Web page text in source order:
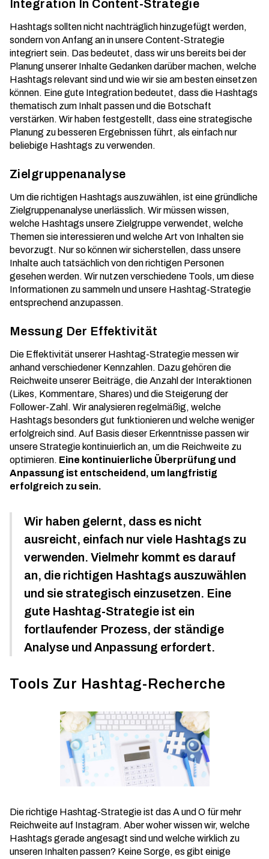
Integration In Content-Strategie
Hashtags sollten nicht nachträglich hinzugefügt werden,
sondern von Anfang an in unsere Content-Strategie
integriert sein. Das bedeutet, dass wir uns bereits bei der
Planung unserer Inhalte Gedanken darüber machen, welche
Hashtags relevant sind und wie wir sie am besten einsetzen
können. Eine gute Integration bedeutet, dass die Hashtags
thematisch zum Inhalt passen und die Botschaft
verstärken. Wir haben festgestellt, dass eine strategische
Planung zu besseren Ergebnissen führt, als einfach nur
beliebige Hashtags zu verwenden.
Zielgruppenanalyse
Um die richtigen Hashtags auszuwählen, ist eine gründliche
Zielgruppenanalyse unerlässlich. Wir müssen wissen,
welche Hashtags unsere Zielgruppe verwendet, welche
Themen sie interessieren und welche Art von Inhalten sie
bevorzugt. Nur so können wir sicherstellen, dass unsere
Inhalte auch tatsächlich von den richtigen Personen
gesehen werden. Wir nutzen verschiedene Tools, um diese
Informationen zu sammeln und unsere Hashtag-Strategie
entsprechend anzupassen.
Messung Der Effektivität
Die Effektivität unserer Hashtag-Strategie messen wir
anhand verschiedener Kennzahlen. Dazu gehören die
Reichweite unserer Beiträge, die Anzahl der Interaktionen
(Likes, Kommentare, Shares) und die Steigerung der
Follower-Zahl. Wir analysieren regelmäßig, welche
Hashtags besonders gut funktionieren und welche weniger
erfolgreich sind. Auf Basis dieser Erkenntnisse passen wir
unsere Strategie kontinuierlich an, umdie Reichweite zu
optimieren. Eine kontinuierliche Überprüfung und
Anpassung ist entscheidend, um langfristig
erfolgreich zu sein.
Wir haben gelernt, dass es nicht
ausreicht, einfach nur viele Hashtags zu
verwenden. Vielmehr kommt es darauf
an, die richtigen Hashtags auszuwählen
und sie strategisch einzusetzen. Eine
gute Hashtag-Strategie ist ein
fortlaufender Prozess, der ständige
Analyse und Anpassung erfordert.
Tools Zur Hashtag-Recherche
Die richtige Hashtag-Strategie ist das A und O für mehr
Reichweite auf Instagram. Aber woher wissen wir, welche
Hashtags gerade angesagt sind und welche wirklich zu
unseren Inhalten passen? Keine Sorge, es gibt einige